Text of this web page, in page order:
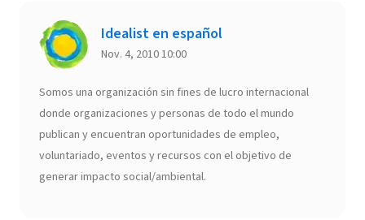
Idealist en español
Nov. 4, 2010 10:00
Somos una organización sin fines de lucro internacional
donde organizaciones y personas de todo el mundo
publican y encuentran oportunidades de empleo,
voluntariado, eventos y recursos con el objetivo de
generar impacto social/ambiental.